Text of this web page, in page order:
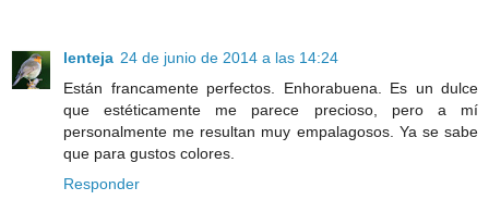
lenteja 24 de junio de 2014 a las 14:24
Están francamente perfectos. Enhorabuena. Es un dulce
que estéticamente me parece precioso, pero a mí
personalmente me resultan muy empalagosos. Ya se sabe
que para gustos colores.
Responder